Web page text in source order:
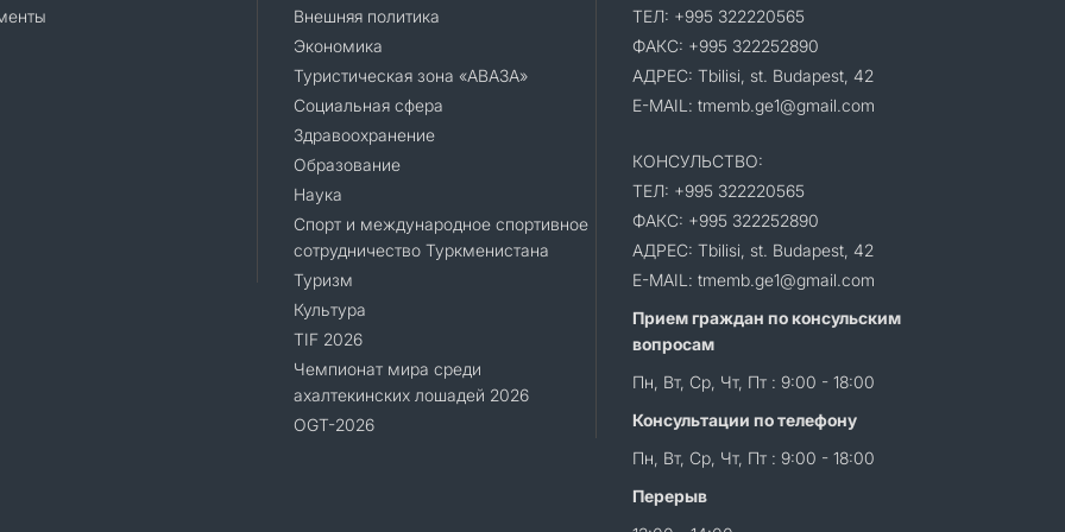
Внешняя политика
Экономика
Туристическая зона «АВАЗА»
Социальная сфера
Здравоохранение
Образование
Наука
Спорт и международное спортивное
сотрудничество Туркменистана
Туризм
Культура
TIF 2026
Чемпионат мира среди
ахалтекинских лошадей 2026
OGT-2026
ТЕЛ: +995 322220565
ФАКС: +995 322252890
АДРЕС: Tbilisi, st. Budapest, 42
E-MAIL: tmemb.ge1@gmail.com
КОНСУЛЬСТВО:
ТЕЛ: +995 322220565
ФАКС: +995 322252890
АДРЕС: Tbilisi, st. Budapest, 42
E-MAIL: tmemb.ge1@gmail.com
Прием граждан по консульским
вопросам
Пн, Вт, Ср, Чт, Пт : 9:00 - 18:00
Консультации по телефону
Пн, Вт, Ср, Чт, Пт : 9:00 - 18:00
Перерыв